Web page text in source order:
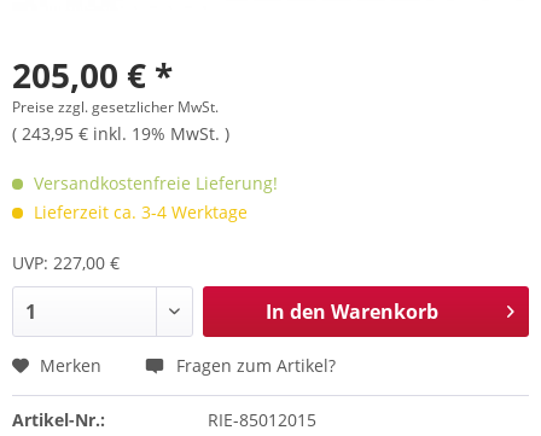
205,00 € *
Preise zzgl. gesetzlicher MwSt.
( 243,95 € inkl. 19% MwSt. )
Versandkostenfreie Lieferung!
Lieferzeit ca. 3-4 Werktage
UVP: 227,00 €
In den Warenkorb
Merken Fragen zum Artikel?
Artikel-Nr.:
RIE-85012015